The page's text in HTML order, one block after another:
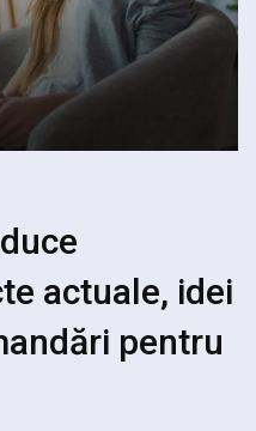
actuale, idei
pentru